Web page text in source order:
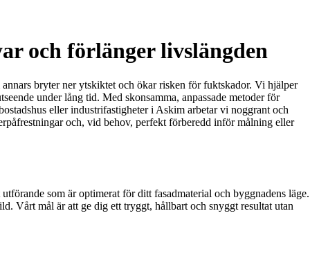
och förlänger livslängden
bryter ner ytskiktet och ökar risken för fuktskador. Vi hjälper
under lång tid. Med skonsamma, anpassade metoder för
eller industrifastigheter i Askim arbetar vi noggrant och
och, vid behov, perfekt förberedd inför målning eller
som är optimerat för ditt fasadmaterial och byggnadens läge.
Vårt mål är att ge dig ett tryggt, hållbart och snyggt resultat utan